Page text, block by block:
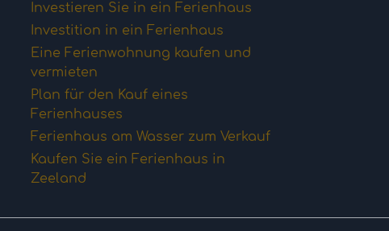
Investieren Sie in ein Ferienhaus
Investition in ein Ferienhaus
Eine Ferienwohnung kaufen und
vermieten
Plan für den Kauf eines
Ferienhauses
Ferienhaus am Wasser zum Verkauf
Kaufen Sie ein Ferienhaus in
Zeeland